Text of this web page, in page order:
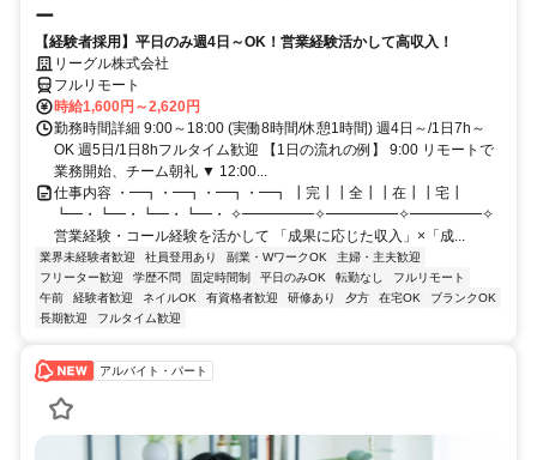
ー
【経験者採用】平日のみ週4日～OK！営業経験活かして高収入！
リーグル株式会社
フルリモート
時給1,600円～2,620円
勤務時間詳細 9:00～18:00 (実働8時間/休憩1時間) 週4日～/1日7h～
OK 週5日/1日8hフルタイム歓迎 【1日の流れの例】 9:00 リモートで
業務開始、チーム朝礼 ▼ 12:00...
仕事内容 ・━┓・━┓・━┓・━┓ ┃完┃┃全┃┃在┃┃宅┃
┗━・┗━・┗━・┗━・ ✧━━━━━✧━━━━━✧━━━━━✧
営業経験・コール経験を活かして 「成果に応じた収入」×「成...
業界未経験者歓迎 社員登用あり 副業・WワークOK
主婦・主夫歓迎
フリーター歓迎
学歴不問 固定時間制 平日のみOK 転勤なし
フルリモート
午前
経験者歓迎 ネイルOK 有資格者歓迎 研修あり 夕方 在宅OK
ブランクOK
長期歓迎
フルタイム歓迎
アルバイト・パート